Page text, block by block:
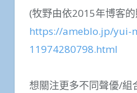
(牧野由依2015年博客的
https://ameblo.jp/yui-
11974280798.html
想關注更多不同聲優/組